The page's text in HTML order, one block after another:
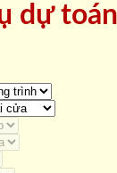
dự